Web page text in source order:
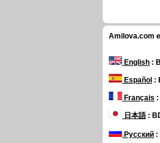
Amilova.com
English :
Español :
Français
日本語:
Русский :